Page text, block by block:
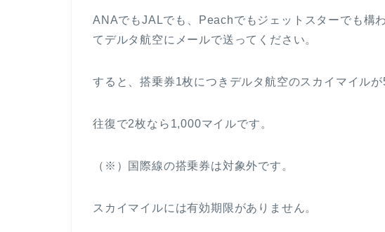
ANAでもJALでも、Peachでもジェットスターでも構わ
てデルタ航空にメールで送ってください。
すると、搭乗券1枚につきデルタ航空のスカイマイルが
往復で2枚なら1,000マイルです。
（※）国際線の搭乗券は対象外です。
スカイマイルには有効期限がありません。